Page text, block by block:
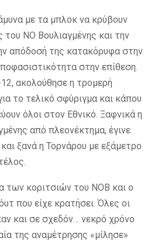
με τα μπλοκ να κρύβουν
του ΝΟ Βουλιαγμένης και την
απόδοσή της κατακόρυφα στην
στην επίθεση.
ακολούθησε η τρομερή
το τελικό σφύριγμα και κάπου
όλοι στον Εθνικό. Ξαφνικά η
από πλεονέκτημα, έγινε
ξανά η Τορνάρου με εξάμετρο
των κοριτσιών του ΝΟΒ και ο
που είχε κρατήσει. Όλες οι
και σε σχεδόν… νεκρό χρόνο
της αναμέτρησης «μίλησε»